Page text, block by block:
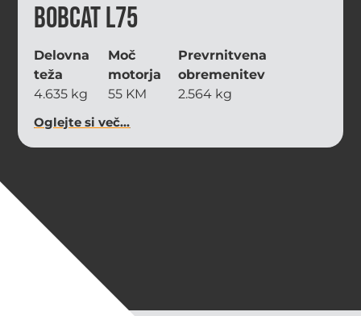
Bobcat L75
Delovna
teža
4.635 kg
Moč
motorja
55 KM
Prevrnitvena
obremenitev
2.564 kg
Oglejte si več...